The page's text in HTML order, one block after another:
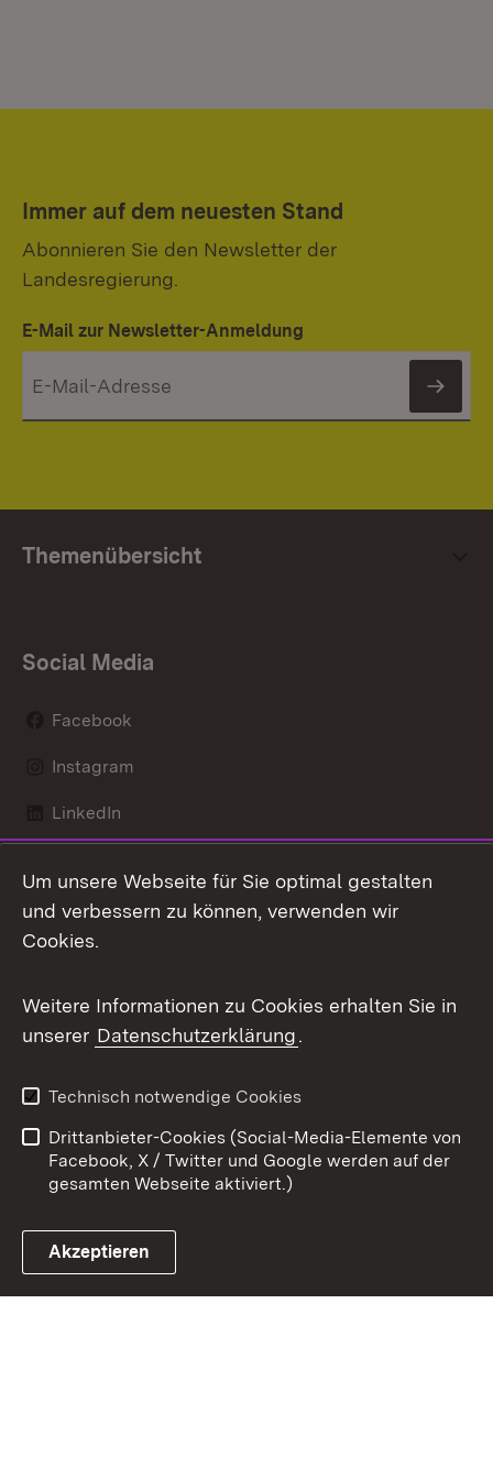
Immer auf dem neuesten Stand
Abonnieren Sie den Newsletter der
Landesregierung.
E-Mail zur Newsletter-Anmeldung
Themenübersicht
Social Media
Facebook
Instagram
LinkedIn
X / Twitter
Youtube
Link zum Landesportal
Kontakt
Datenschutz
Barrierefreiheit
Impressum
Cookies
Um unsere Webseite für Sie optimal gestalten
und verbessern zu können, verwenden wir
Cookies.
Weitere Informationen zu Cookies erhalten Sie in
unserer Datenschutzerklärung.
Technisch notwendige Cookies
Drittanbieter-Cookies (Social-Media-Elemente von
Facebook, X / Twitter und Google werden auf der
gesamten Webseite aktiviert.)
Akzeptieren